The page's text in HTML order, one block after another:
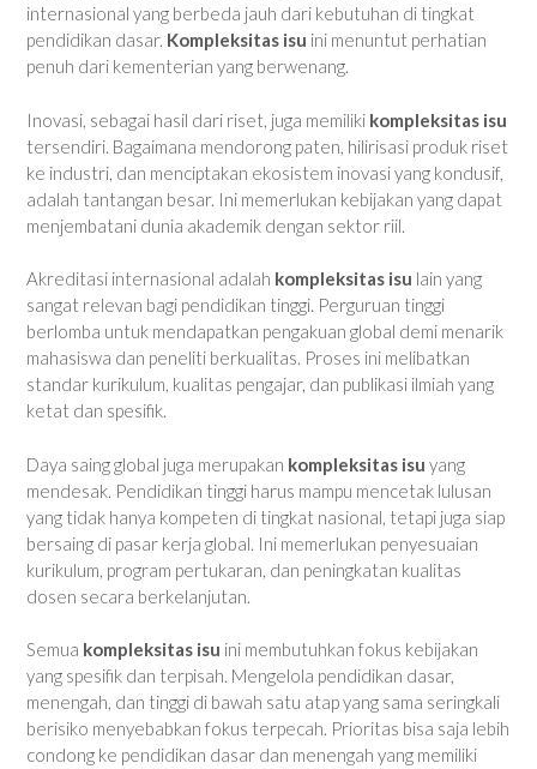
internasional yang berbeda jauh dari kebutuhan di tingkat
pendidikan dasar. Kompleksitas isu ini menuntut perhatian
penuh dari kementerian yang berwenang.
Inovasi, sebagai hasil dari riset, juga memiliki kompleksitas isu
tersendiri. Bagaimana mendorong paten, hilirisasi produk riset
ke industri, dan menciptakan ekosistem inovasi yang kondusif,
adalah tantangan besar. Ini memerlukan kebijakan yang dapat
menjembatani dunia akademik dengan sektor riil.
Akreditasi internasional adalah kompleksitas isu lain yang
sangat relevan bagi pendidikan tinggi. Perguruan tinggi
berlomba untuk mendapatkan pengakuan global demi menarik
mahasiswa dan peneliti berkualitas. Proses ini melibatkan
standar kurikulum, kualitas pengajar, dan publikasi ilmiah yang
ketat dan spesifik.
Daya saing global juga merupakan kompleksitas isu yang
mendesak. Pendidikan tinggi harus mampu mencetak lulusan
yang tidak hanya kompeten di tingkat nasional, tetapi juga siap
bersaing di pasar kerja global. Ini memerlukan penyesuaian
kurikulum, program pertukaran, dan peningkatan kualitas
dosen secara berkelanjutan.
Semua kompleksitas isu ini membutuhkan fokus kebijakan
yang spesifik dan terpisah. Mengelola pendidikan dasar,
menengah, dan tinggi di bawah satu atap yang sama seringkali
berisiko menyebabkan fokus terpecah. Prioritas bisa saja lebih
condong ke pendidikan dasar dan menengah yang memiliki